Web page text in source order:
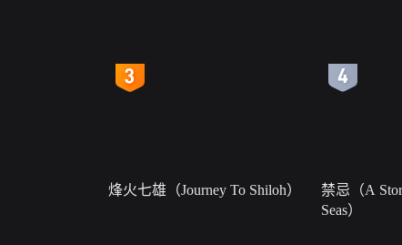
烽火七雄（Journey To Shiloh）
禁忌（A
Seas）